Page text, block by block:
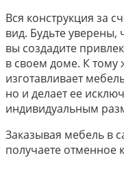
Вся конструкция за
вид. Будьте уверены,
вы создадите
в своем доме. К
изготавливает
но и делает ее
индивидуальным
Заказывая мебель в
получаете отменное